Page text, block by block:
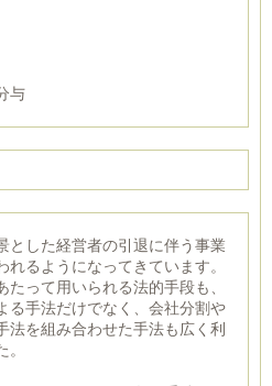
与
とした経営者の引退に伴う事業
るようになってきています。
って用いられる法的手段も、
る手法だけでなく、会社分割や
法を組み合わせた手法も広く利